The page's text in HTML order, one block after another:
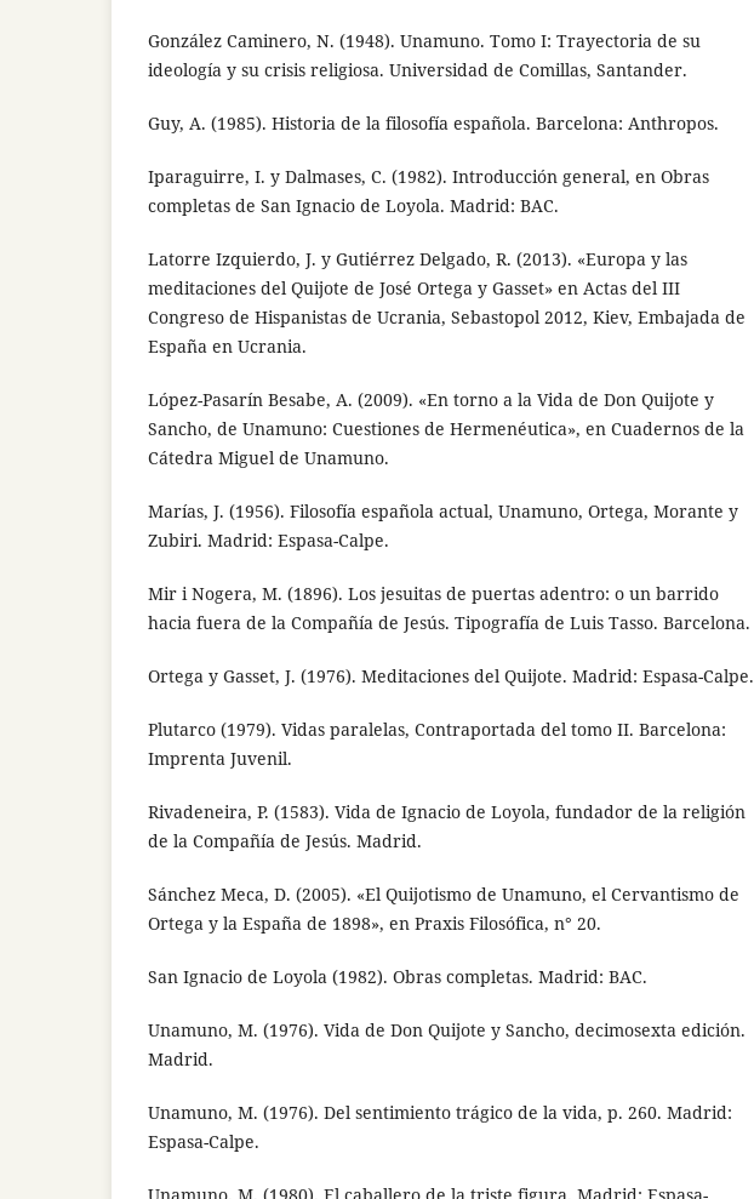
González Caminero, N. (1948). Unamuno. Tomo I: Trayectoria de su
ideología y su crisis religiosa. Universidad de Comillas, Santander.
Guy, A. (1985). Historia de la filosofía española. Barcelona: Anthropos.
Iparaguirre, I. y Dalmases, C. (1982). Introducción general, en Obras
completas de San Ignacio de Loyola. Madrid: BAC.
Latorre Izquierdo, J. y Gutiérrez Delgado, R. (2013). «Europa y las
meditaciones del Quijote de José Ortega y Gasset» en Actas del III
Congreso de Hispanistas de Ucrania, Sebastopol 2012, Kiev, Embajada de
España en Ucrania.
López-Pasarín Besabe, A. (2009). «En torno a la Vida de Don Quijote y
Sancho, de Unamuno: Cuestiones de Hermenéutica», en Cuadernos de la
Cátedra Miguel de Unamuno.
Marías, J. (1956). Filosofía española actual, Unamuno, Ortega, Morante y
Zubiri. Madrid: Espasa-Calpe.
Mir i Nogera, M. (1896). Los jesuitas de puertas adentro: o un barrido
hacia fuera de la Compañía de Jesús. Tipografía de Luis Tasso. Barcelona.
Ortega y Gasset, J. (1976). Meditaciones del Quijote. Madrid: Espasa-Calpe.
Plutarco (1979). Vidas paralelas, Contraportada del tomo II. Barcelona:
Imprenta Juvenil.
Rivadeneira, P. (1583). Vida de Ignacio de Loyola, fundador de la religión
de la Compañía de Jesús. Madrid.
Sánchez Meca, D. (2005). «El Quijotismo de Unamuno, el Cervantismo de
Ortega y la España de 1898», en Praxis Filosófica, n° 20.
San Ignacio de Loyola (1982). Obras completas. Madrid: BAC.
Unamuno, M. (1976). Vida de Don Quijote y Sancho, decimosexta edición.
Madrid.
Unamuno, M. (1976). Del sentimiento trágico de la vida, p. 260. Madrid:
Espasa-Calpe.